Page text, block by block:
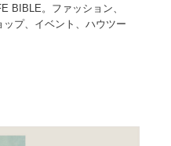
BIBLE。ファッション、
プ、イベント、ハウツー